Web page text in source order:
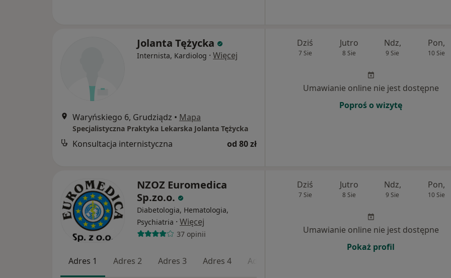
Jolanta Tężycka
Internista, Kardiolog · Więcej
Waryńskiego 6, Grudziądz • Mapa
Specjalistyczna Praktyka Lekarska Jolanta Tężycka
Konsultacja internistyczna od 80 zł
Dziś
7 Sie
Jutro
8 Sie
Ndz,
9 Sie
Pon,
10 Sie
Umawianie online nie jest dostępne
Poproś o wizytę
NZOZ Euromedica
Sp.zo.o.
Diabetologia, Hematologia,
Psychiatria · Więcej
37 opinii
Adres 1 Adres 2 Adres 3 Adres 4 Adres 5
Dziś
7 Sie
Jutro
8 Sie
Ndz,
9 Sie
Pon,
10 Sie
Umawianie online nie jest dostępne
Pokaż profil